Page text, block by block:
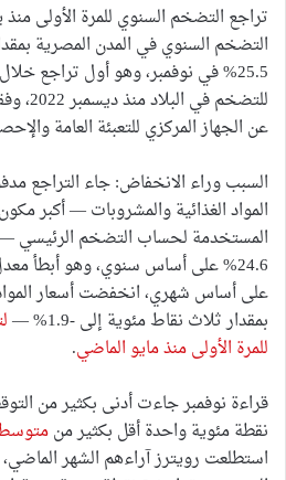
تراجع التضخم السنوي للمرة الأولى
التضخم السنوي في المدن المصرية
25.5% في نوفمبر، وهو أول تراجع
للتضخم
عن الجهاز المركزي للتعبئة العامة
السبب وراء الانخفاض: جاء التراجع
المواد الغذائية والمشروبات — أكبر
24.6% على أساس سنوي، وهو أبطأ
على أساس شهري، انخفضت أسعار المواد
بمقدار ثلاث نقاط مئوية إلى -1.9% —
للمرة الأولى منذ مايو الماضي.
قراءة نوفمبر جاءت أدنى بكثير من
نقطة مئوية واحدة أقل بكثير من
استطلعت رويترز آراءهم الشهر